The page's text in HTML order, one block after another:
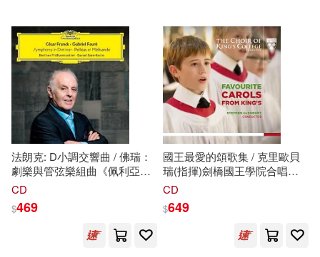
Erraught (mezzo-soprano) /
Jean-Luc Tingaud (conductor) /
RTÉ National Symphony
Orchestra, Chamber Choir
Ireland)
法朗克: D小調交響曲 / 佛瑞：
劇樂與管弦樂組曲《佩利亞與
梅麗桑》 / 巴倫波英，指揮 / 柏
Minor, Faure : Pelleas et
Melisande / Daniel Barenboim /
Berliner Philharmoniker)
CD
$469
國王最愛的頌歌集 / 克里歐貝
瑞(指揮)劍橋國王學院合唱團
(Favourite Carols from King’’s /
King’’s College Cambridge)
CD
$649